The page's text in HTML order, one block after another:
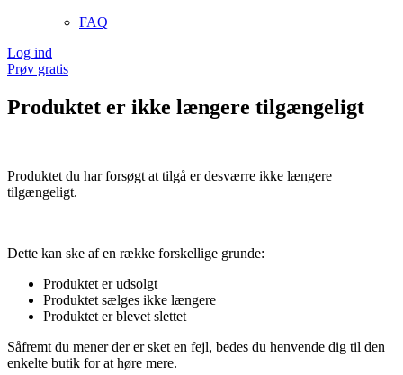
FAQ
Log ind
Prøv gratis
Produktet er ikke længere tilgængeligt
Produktet du har forsøgt at tilgå er desværre ikke længere
tilgængeligt.
Dette kan ske af en række forskellige grunde:
Produktet er udsolgt
Produktet sælges ikke længere
Produktet er blevet slettet
Såfremt du mener der er sket en fejl, bedes du henvende dig til den
enkelte butik for at høre mere.